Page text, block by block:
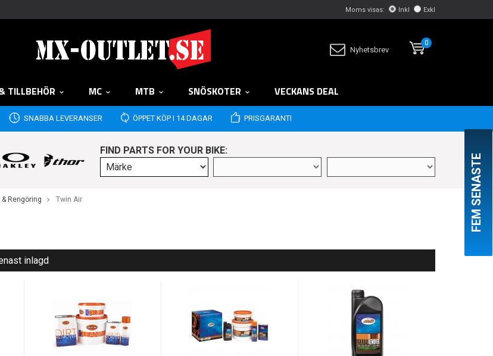
Moms visas: Inkl Exkl
Nyhetsbrev
0
TILLBEHÖR MC MTB SNÖSKOTER VECKANS DEAL
SNABBA LEVERANSER ÖPPET KÖP I 14 DAGAR PRISGARANTI
FIND PARTS FOR YOUR BIKE:
Rengöring Twin Air
inlagd
FEM SENASTE